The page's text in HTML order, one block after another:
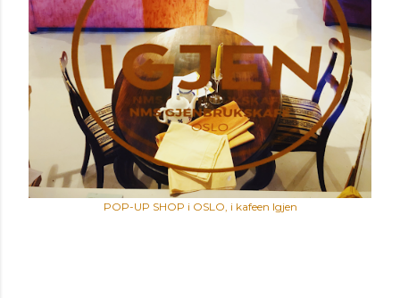
POP-UP SHOP i OSLO, i kafeen Igjen